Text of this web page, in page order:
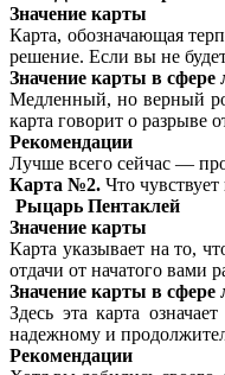
Значение карты
Карта, обозначающая
решение. Если вы не
Значение карты в
Медленный, но верный
карта говорит о разрыве
Рекомендации
Лучше всего сейчас —
Карта №2. Что
Рыцарь Пентаклей
Значение карты
Карта указывает на то,
отдачи от начатого вами
Значение карты в
Здесь эта карта
надежному и
Рекомендации